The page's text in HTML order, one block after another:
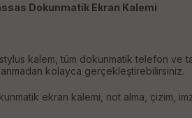
Dokunmatik Ekran Kalemi
kalem, tüm dokunmatik telefon ve
kolayca gerçekleştirebilirsiniz.
ekran kalemi, not alma, çizim,